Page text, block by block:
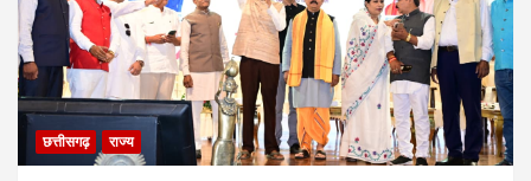
छत्तीसगढ़ राज्य